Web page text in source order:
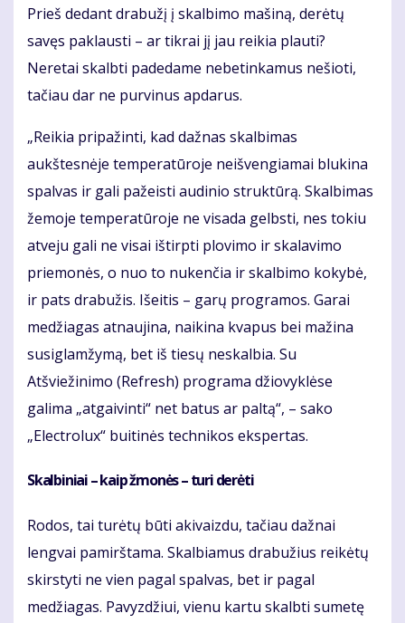
Prieš dedant drabužį į skalbimo mašiną, derėtų
savęs paklausti – ar tikrai jį jau reikia plauti?
Neretai skalbti padedame nebetinkamus nešioti,
tačiau dar ne purvinus apdarus.
„Reikia pripažinti, kad dažnas skalbimas
aukštesnėje temperatūroje neišvengiamai blukina
spalvas ir gali pažeisti audinio struktūrą. Skalbimas
žemoje temperatūroje ne visada gelbsti, nes tokiu
atveju gali ne visai ištirpti plovimo ir skalavimo
priemonės, o nuo to nukenčia ir skalbimo kokybė,
ir pats drabužis. Išeitis – garų programos. Garai
medžiagas atnaujina, naikina kvapus bei mažina
susiglamžymą, bet iš tiesų neskalbia. Su
Atšviežinimo (Refresh) programa džiovyklėse
galima „atgaivinti“ net batus ar paltą“, – sako
„Electrolux“ buitinės technikos ekspertas.
Skalbiniai – kaip žmonės – turi derėti
Rodos, tai turėtų būti akivaizdu, tačiau dažnai
lengvai pamirštama. Skalbiamus drabužius reikėtų
skirstyti ne vien pagal spalvas, bet ir pagal
medžiagas. Pavyzdžiui, vienu kartu skalbti sumetę